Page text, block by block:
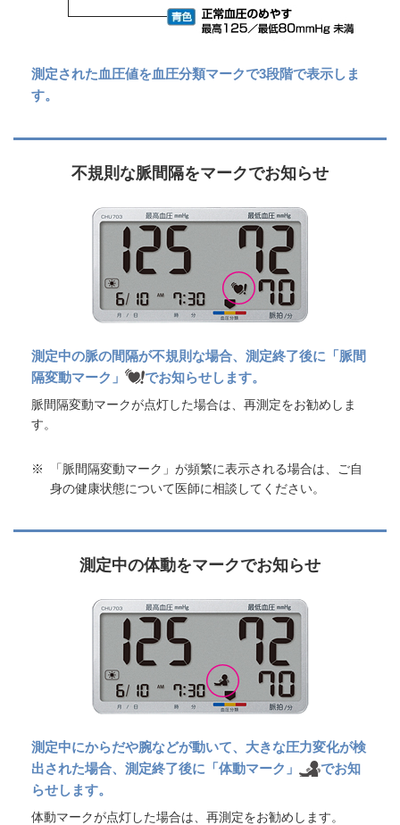
測定された血圧値を血圧分類マークで3段階で表示しま
す。
不規則な脈間隔をマークでお知らせ
測定中の脈の間隔が不規則な場合、測定終了後に「脈間
隔変動マーク」
でお知らせします。
脈間隔変動マークが点灯した場合は、再測定をお勧めしま
す。
※
「脈間隔変動マーク」が頻繁に表示される場合は、ご自
身の健康状態について医師に相談してください。
測定中の体動をマークでお知らせ
測定中にからだや腕などが動いて、大きな圧力変化が検
出された場合、測定終了後に「体動マーク」
でお知
らせします。
体動マークが点灯した場合は、再測定をお勧めします。